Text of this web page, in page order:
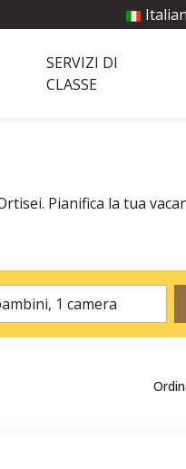
SERVIZI DI
CLASSE
Pianifica la tua
2 adulti, 0 bambini, 1 camera